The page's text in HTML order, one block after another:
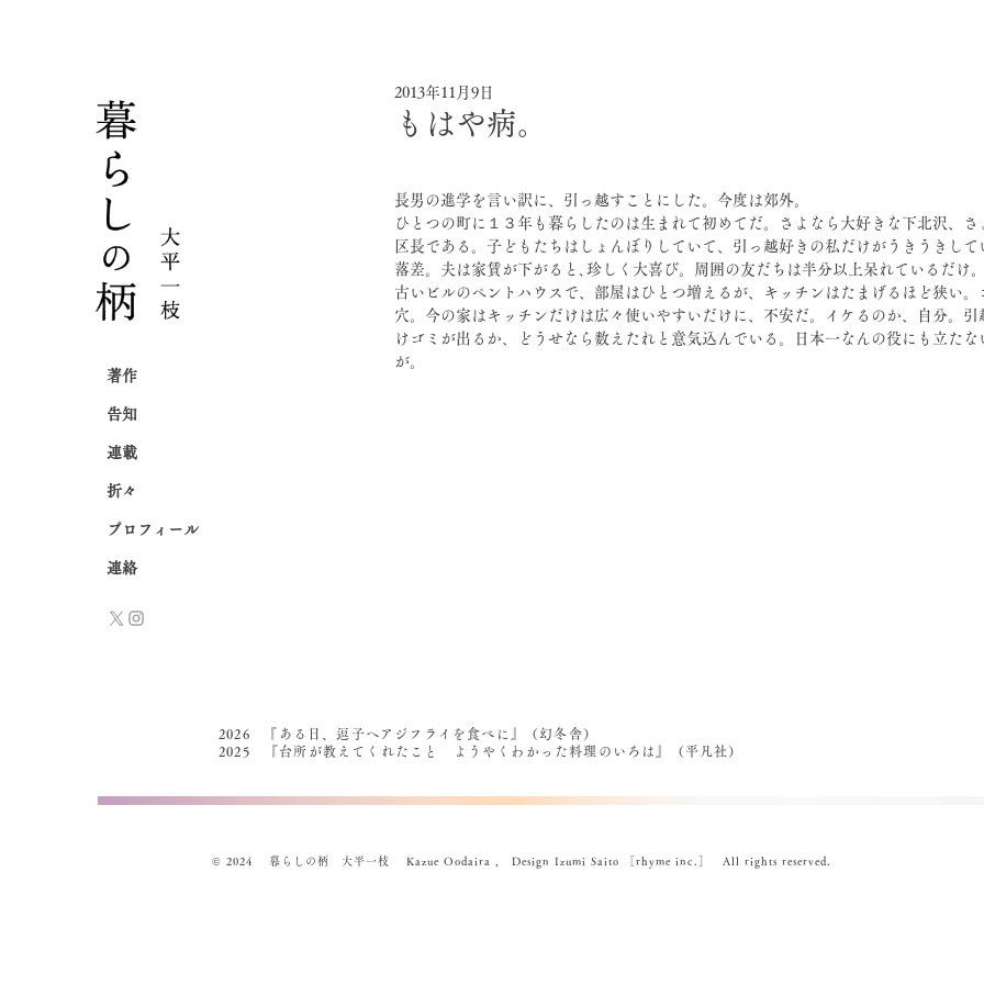
もはや病。
2013年11月9日
長男の進学を言い訳に、引っ越すことにした。今度は郊外。
ひとつの町に１３年も暮らしたのは生まれて初めてだ。さよなら大好きな下北沢、さ
区長である。子どもたちはしょんぼりしていて、引っ越好きの私だけがうきうきして
落差。夫は家賃が下がると､珍しく大喜び。周囲の友だちは半分以上呆れているだけ。
古いビルのペントハウスで、部屋はひとつ増えるが、キッチンはたまげるほど狭い。
穴。今の家はキッチンだけは広々使いやすいだけに、不安だ。イケるのか、自分。引
けゴミが出るか、どうせなら数えたれと意気込んでいる。日本一なんの役にも立たな
が。
著作
告知
連載
折々
プロフィール
連絡
2026 『ある日、逗子へアジフライを食べに』（幻冬舎）
2025 『台所が教えてくれたこと ようやくわかった料理のいろは』（平凡社）
© 2024 暮らしの柄 大平一枝 Kazue Oodaira , Design Izumi Saito ［rhyme inc.］ All rights reserved.